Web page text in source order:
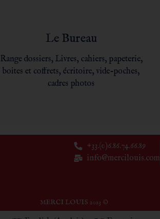
Le Bureau
Range dossiers, Livres, cahiers, papeterie,
boites et coffrets, écritoire, vide-poches,
cadres photos
+33.(0)6.86.74.66.89
info@mercilouis.com​
MERCI LOUIS 2023 ©